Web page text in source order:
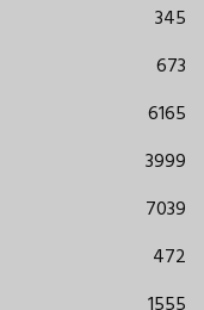
345
673
6165
3999
7039
472